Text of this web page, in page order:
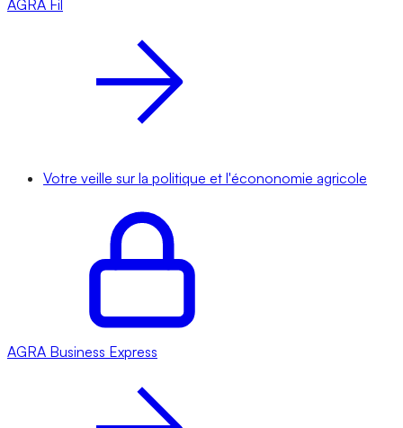
AGRA Fil
Votre veille sur la politique et l'écononomie agricole
AGRA Business Express